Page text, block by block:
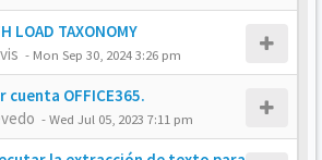
LOAD TAXONOMY
- Mon Sep 30, 2024 3:26 pm
OFFICE365.
-Wed Jul 05, 2023 7:11 pm